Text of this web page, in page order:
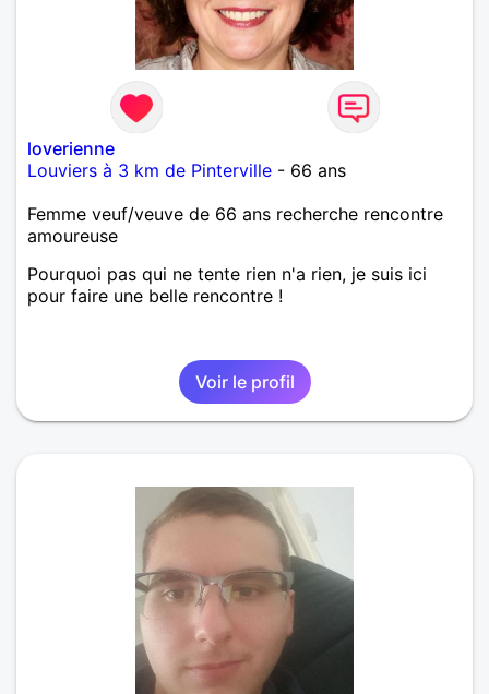
loverienne
Louviers à 3 km de Pinterville - 66 ans
Femme veuf/veuve de 66 ans recherche rencontre
amoureuse
Pourquoi pas qui ne tente rien n'a rien, je suis ici
pour faire une belle rencontre !
Voir le profil